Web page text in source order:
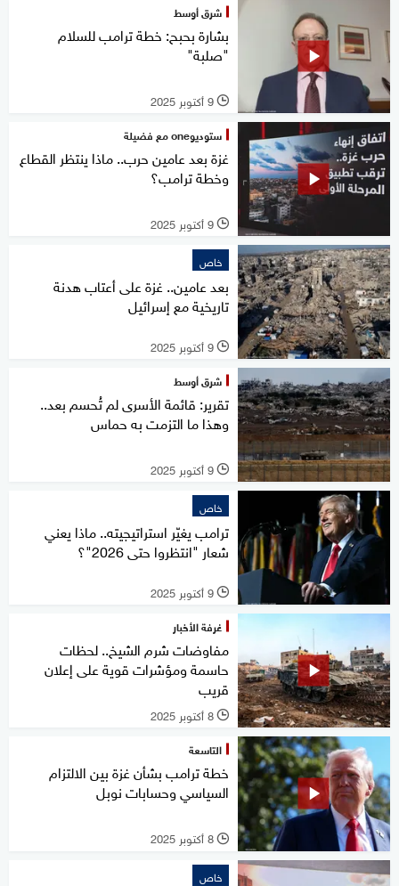
شرق أوسط
بشارة بحبح: خطة ترامب للسلام
"صلبة"
l 9 أكتوبر 2025
ستوديوone مع فضيلة
غزة بعد عامين حرب.. ماذا ينتظر القطاع
وخطة ترامب؟
l 9 أكتوبر 2025
خاص
بعد عامين.. غزة على أعتاب هدنة
تاريخية مع إسرائيل
l 9 أكتوبر 2025
شرق أوسط
تقرير: قائمة الأسرى لم تُحسم بعد..
وهذا ما التزمت به حماس
l 9 أكتوبر 2025
خاص
ترامب يغيّر استراتيجيته.. ماذا يعني
شعار "انتظروا حتى 2026"؟
l 9 أكتوبر 2025
غرفة الأخبار
مفاوضات شرم الشيخ.. لحظات
حاسمة ومؤشرات قوية على إعلان
قريب
l 8 أكتوبر 2025
التاسعة
خطة ترامب بشأن غزة بين الالتزام
السياسي وحسابات نوبل
l 8 أكتوبر 2025
خاص